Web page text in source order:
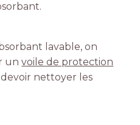
lavable, on
unvoile de protection
nettoyer les